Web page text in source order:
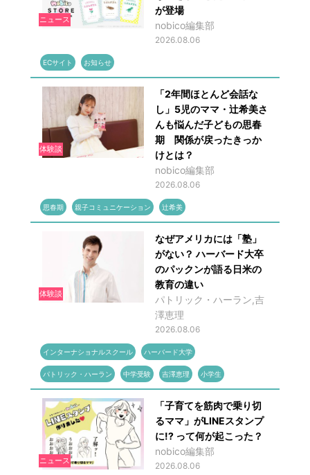
ニュース
が登場
nobico編集部
2026.08.06
ECサイト お知らせ
体験談
「2年間ほとんど会話な
し」5児のママ・辻希美さ
んも悩んだ子どもの思春
期 関係が戻ったきっか
けとは？
nobico編集部
2026.08.06
思春期 親子コミュニケーション 辻希美
体験談
なぜアメリカには「塾」
がない？ ハーバード大卒
のパックンが語る日米の
教育の違い
パトリック・ハーラン,吉
澤恵理
2026.08.06
インターナショナルスクール ハーバード大学
パトリック・ハーラン 中学受験 吉澤恵理 小学生
ニュース
「子育てを筋肉で乗り切
るママ」がLINEスタンプ
に!? って何が起こった？
nobico編集部
2026.08.06